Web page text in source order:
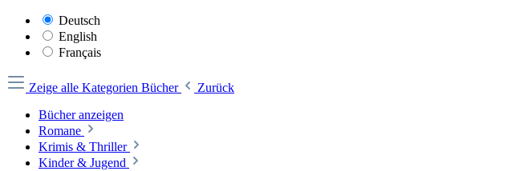
Deutsch
English
Français
Zeige alle Kategorien Bücher
Zurück
Bücher anzeigen
Romane
Krimis & Thriller
Kinder & Jugend